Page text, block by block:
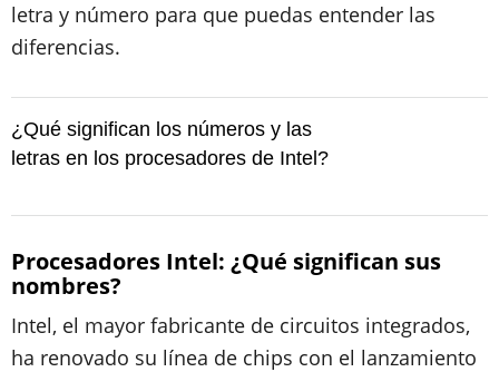
letra y número para que puedas entender las
diferencias.
¿Qué significan los números y las
letras en los procesadores de Intel?
Procesadores Intel: ¿Qué significan sus
nombres?
Intel, el mayor fabricante de circuitos integrados,
ha renovado su línea de chips con el lanzamiento